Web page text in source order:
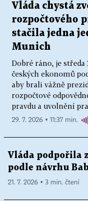
Vláda chystá
rozpočtového
stačila jedna
Munich
Dobré ráno, je středa
českých ekonomů
aby brali vážně
rozpočtové
pravdu a uvolnění
29. 7. 2026 ▪ 11:37 min.
Vláda podpořila
podle návrhu
21. 7. 2026 ▪ 3 min. čtení